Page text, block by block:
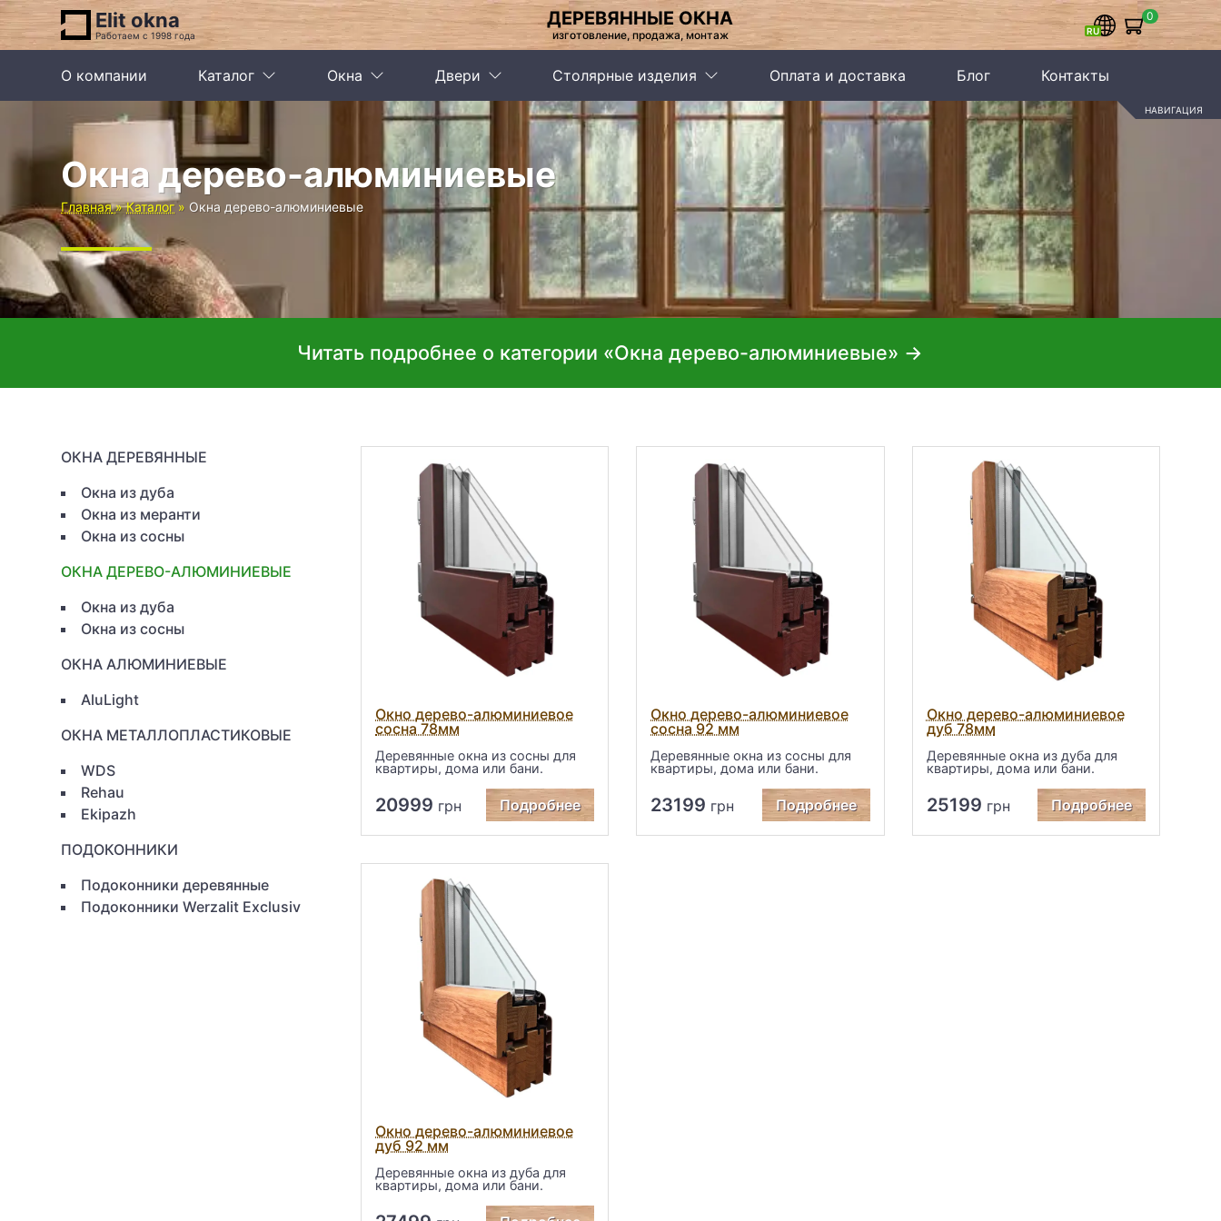
Elit okna
Работаем с 1998 года
ДЕРЕВЯННЫЕ ОКНА
изготовление, продажа, монтаж
0
О компании Каталог Окна Двери Столярные изделия Оплата и доставка Блог Контакты
Окна дерево-алюминиевые
Главная Каталог Окна дерево-алюминиевые
Читать подробнее о категории «Окна дерево-алюминиевые»
ОКНА ДЕРЕВЯННЫЕ
Окна из дуба
Окна из меранти
Окна из сосны
ОКНА ДЕРЕВО-АЛЮМИНИЕВЫЕ
Окна из дуба
Окна из сосны
ОКНА АЛЮМИНИЕВЫЕ
AluLight
ОКНА МЕТАЛЛОПЛАСТИКОВЫЕ
WDS
Rehau
Ekipazh
ПОДОКОННИКИ
Подоконники деревянные
Подоконники Werzalit Exclusiv
Окно дерево-алюминиевое
сосна 78мм
Деревянные окна из сосны для
квартиры, дома или бани.
20999 Подробнее
Окно дерево-алюминиевое
сосна 92 мм
Деревянные окна из сосны для
квартиры, дома или бани.
23199 Подробнее
Окно дерево-алюминиевое
дуб 78мм
Деревянные окна из дуба для
квартиры, дома или бани.
25199 Подробнее
Окно дерево-алюминиевое
дуб 92 мм
Деревянные окна из дуба для
квартиры, дома или бани.